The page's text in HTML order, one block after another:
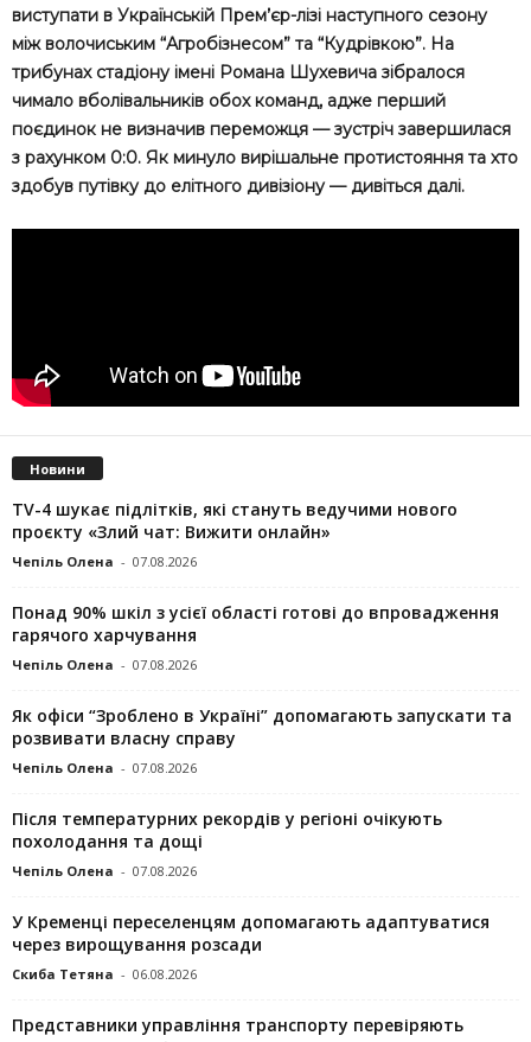
виступати в Українській Прем’єр-лізі наступного сезону
між волочиським “Агробізнесом” та “Кудрівкою”. На
трибунах стадіону імені Романа Шухевича зібралося
чимало вболівальників обох команд, адже перший
поєдинок не визначив переможця — зустріч завершилася
з рахунком 0:0. Як минуло вирішальне протистояння та хто
здобув путівку до елітного дивізіону — дивіться далі.
Новини
TV-4 шукає підлітків, які стануть ведучими нового
проєкту «Злий чат: Вижити онлайн»
Чепіль Олена - 07.08.2026
Понад 90% шкіл з усієї області готові до впровадження
гарячого харчування
Чепіль Олена - 07.08.2026
Як офіси “Зроблено в Україні” допомагають запускaти та
розвивати власну справу
Чепіль Олена - 07.08.2026
Після температурних рекордів у регіоні очікують
похолодання та дощі
Чепіль Олена - 07.08.2026
У Кременці переселенцям допомагають адаптуватися
через вирощування розсади
Скиба Тетяна - 06.08.2026
Представники управління транспорту перевіряють